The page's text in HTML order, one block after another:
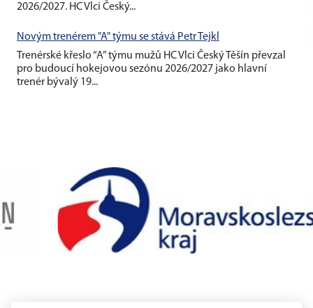
2026/2027. HC Vlci Český...
Novým trenérem "A" týmu se stává Petr Tejkl
Trenérské křeslo “A” týmu mužů HC Vlci Český Těšín převzal
pro budoucí hokejovou sezónu 2026/2027 jako hlavní
trenér bývalý 19...